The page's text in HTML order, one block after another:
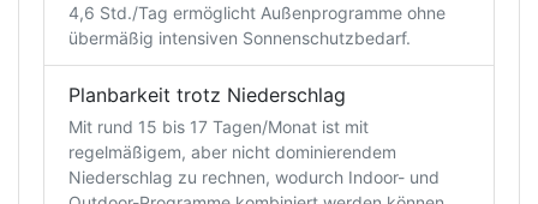
4,6 Std./Tag ermöglicht Außenprogramme ohne
übermäßig intensiven Sonnenschutzbedarf.
Planbarkeit trotz Niederschlag
Mit rund 15 bis 17 Tagen/Monat ist mit
regelmäßigem, aber nicht dominierendem
Niederschlag zu rechnen, wodurch Indoor- und